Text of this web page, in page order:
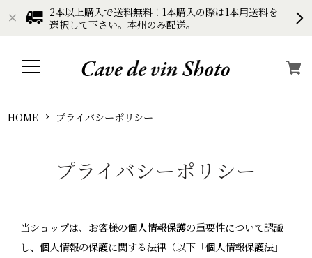
2本以上購入で送料無料！1本購入の際は1本用送料を
選択して下さい。本州のみ配送。
HOME プライバシーポリシー
プライバシーポリシー
当ショップは、お客様の個人情報保護の重要性について認識
し、個人情報の保護に関する法律（以下「個人情報保護法」